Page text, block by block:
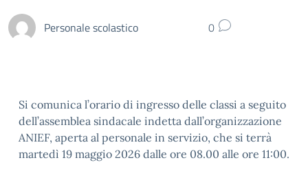
Personale scolastico 0
Si comunica l’orario di ingresso delle classi a seguito
dell’assemblea sindacale indetta dall’organizzazione
ANIEF, aperta al personale in servizio, che si terrà
martedì 19 maggio 2026 dalle ore 08.00 alle ore 11:00.